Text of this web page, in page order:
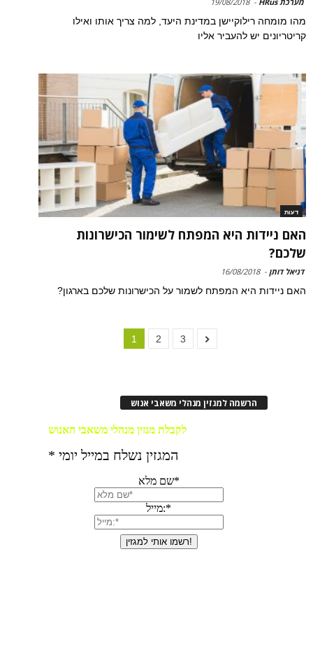
מהו מומחה רילוקיישן במדינת היעד, למה צריך אותו ואילו
קריטריונים יש להעביר אליו
דעות
האם ניידות היא המפתח לשימור הכישרונות
שלכם?
דניאל דותן -
16/08/2018
האם ניידות היא המפתח לשמור על הכישרונות שלכם בארגון?
1 2 3
הרשמה למגזין מנהלי משאבי אנוש